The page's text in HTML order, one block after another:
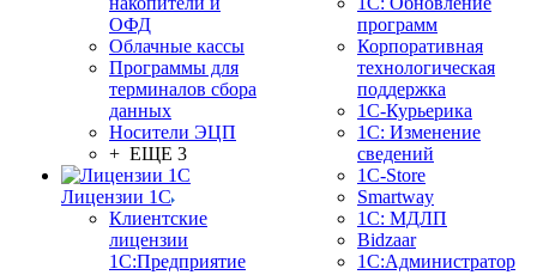
ОФД
Облачные кассы
Программы для
терминалов сбора
данных
Носители ЭЦП
+ ЕЩЕ 3
Лицензии 1С
Клиентские
лицензии
1С:Предприятие
программ
Корпоративная
технологическая
поддержка
1С-Курьерика
1С: Изменение
сведений
1C-Store
Smartway
1С: МДЛП
Bidzaar
1С:Администратор